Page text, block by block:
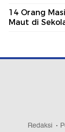
14 Orang
Maut di
Redaksi